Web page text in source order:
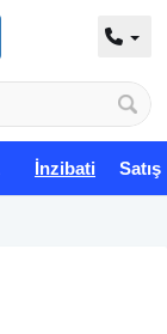
İnzibati Satış